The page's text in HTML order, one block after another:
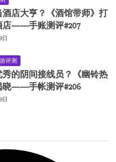
店大亨？《酒馆带师》打
店——手账测评#207
评测
的阴间接线员？《幽铃热
晓——手帐测评#206